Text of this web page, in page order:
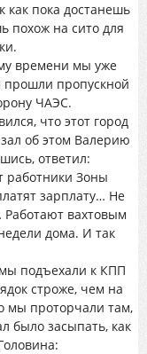
как пока достанешь
похож на сито для
времени мы уже
прошли пропускной
ЧАЭС.
что этот город
об этом Валерию
ответил:
работники Зоны
зарплату… Не
вахтовым
дома. И так
подъехали к КПП
строже, чем на
мы проторчали там,
было засыпать, как